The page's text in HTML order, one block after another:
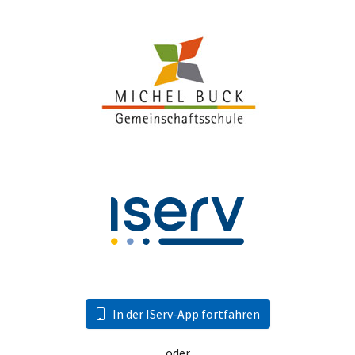
In der IServ-App fortfahren